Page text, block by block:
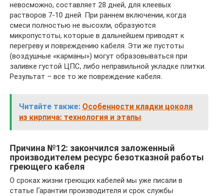
невосможно, составляет 28 дней, для клеевых
растворов 7-10 дней. При раннем включении, когда
смеси полностью не высохли, образуются
микропустоты, которые в дальнейшем приводят к
перегреву и повреждению кабеля. Эти же пустоты
(воздушные «карманы») могут образовываться при
заливке густой ЦПС, либо неправильной укладке плитки.
Результат – все то же повреждение кабеля.
Читайте также: Особенности кладки цоколя
из кирпича: технология и этапы
Причина №12: закончился заложенный
производителем ресурс безотказной работы
греющего кабеля
О сроках жизни греющих кабелей мы уже писали в
статье Гарантии производителя и срок службы